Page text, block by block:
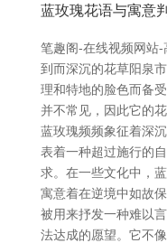
蓝玫瑰花语与寓意
笔趣阁-在线视频网站
到而深沉的花草阳泉
理和特地的脸色而备
并不常见，因此它的
蓝玫瑰频频象征着深
表着一种超过施行的
求。在一些文化中，
寓意着在逆境中如故
被用来抒发一种难以
法达成的愿望。它不